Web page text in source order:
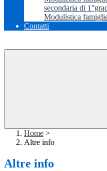
secondaria di
Modulistica
Contatti
Home >
Altre info
Altre info